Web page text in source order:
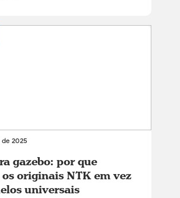
2025
gazebo: por que
originais NTK em vez
universais